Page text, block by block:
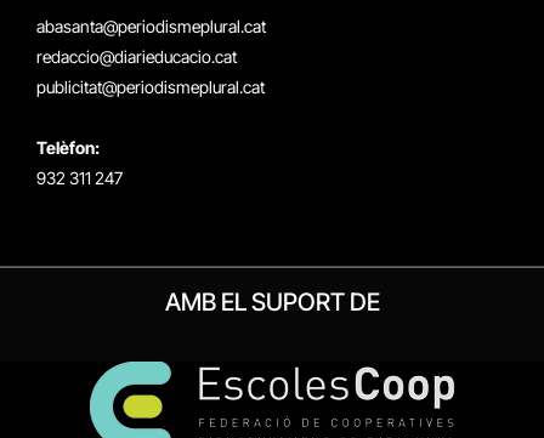
abasanta@periodismeplural.cat
redaccio@diarieducacio.cat
publicitat@periodismeplural.cat
Telèfon:
932 311 247
AMB EL SUPORT DE